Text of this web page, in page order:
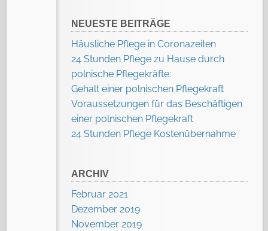
NEUESTE BEITRÄGE
Häusliche Pflege in Coronazeiten
24 Stunden Pflege zu Hause durch
polnische Pflegekräfte:
Gehalt einer polnischen Pflegekraft
Voraussetzungen für das Beschäftigen
einer polnischen Pflegekraft
24 Stunden Pflege Kostenübernahme
ARCHIV
Februar 2021
Dezember 2019
November 2019